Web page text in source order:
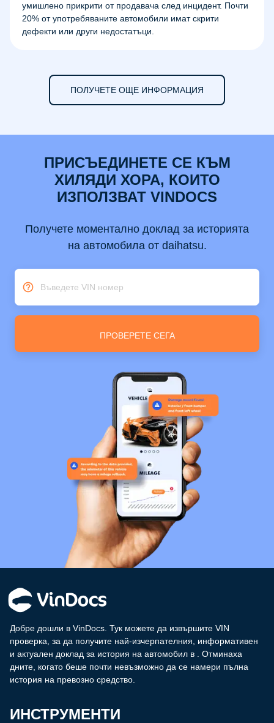
умишлено прикрити от продавача след инцидент. Почти
20% от употребяваните автомобили имат скрити
дефекти или други недостатъци.
ПОЛУЧЕТЕ ОЩЕ ИНФОРМАЦИЯ
ПРИСЪЕДИНЕТЕ СЕ КЪМ
ХИЛЯДИ ХОРА, КОИТО
ИЗПОЛЗВАТ VINDOCS
Получете моментално доклад за историята
на автомобила от daihatsu.
Въведете VIN номер
ПРОВЕРЕТЕ СЕГА
Добре дошли в VinDocs. Тук можете да извършите VIN
проверка, за да получите най-изчерпателния, информативен
и актуален доклад за история на автомобил в
. Отминаха
дните, когато беше почти невъзможно да се намери пълна
история на превозно средство.
ИНСТРУМЕНТИ